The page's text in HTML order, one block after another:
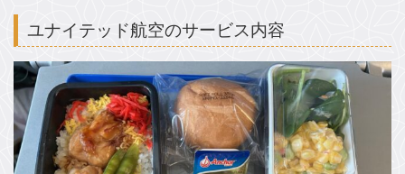
ユナイテッド航空のサービス内容